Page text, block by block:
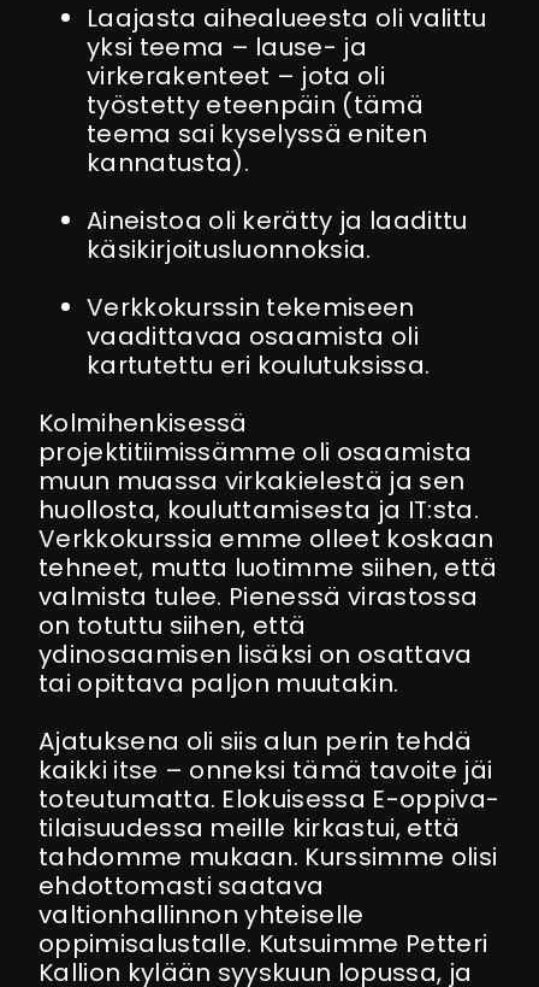
Laajasta aihealueesta oli valittu
yksi teema – lause- ja
virkerakenteet – jota oli
työstetty eteenpäin (tämä
teema sai kyselyssä eniten
kannatusta).
Aineistoa oli kerätty ja laadittu
käsikirjoitusluonnoksia.
Verkkokurssin tekemiseen
vaadittavaa osaamista oli
kartutettu eri koulutuksissa.
Kolmihenkisessä
projektitiimissämme oli osaamista
muun muassa virkakielestä ja sen
huollosta, kouluttamisesta ja IT:sta.
Verkkokurssia emme olleet koskaan
tehneet, mutta luotimme siihen, että
valmista tulee. Pienessä virastossa
on totuttu siihen, että
ydinosaamisen lisäksi on osattava
tai opittava paljon muutakin.
Ajatuksena oli siis alun perin tehdä
kaikki itse – onneksi tämä tavoite jäi
toteutumatta. Elokuisessa E-oppiva-
tilaisuudessa meille kirkastui, että
tahdomme mukaan. Kurssimme olisi
ehdottomasti saatava
valtionhallinnon yhteiselle
oppimisalustalle. Kutsuimme Petteri
Kallion kylään syyskuun lopussa, ja